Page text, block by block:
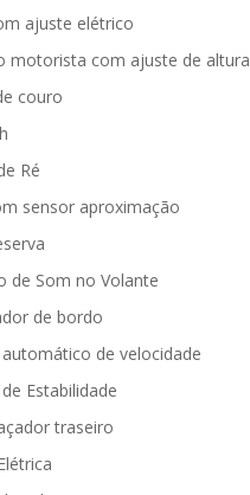
ajuste elétrico
motorista com ajuste de altura
couro
Ré
sensor aproximação
de Som no Volante
de bordo
de velocidade
Estabilidade
traseiro